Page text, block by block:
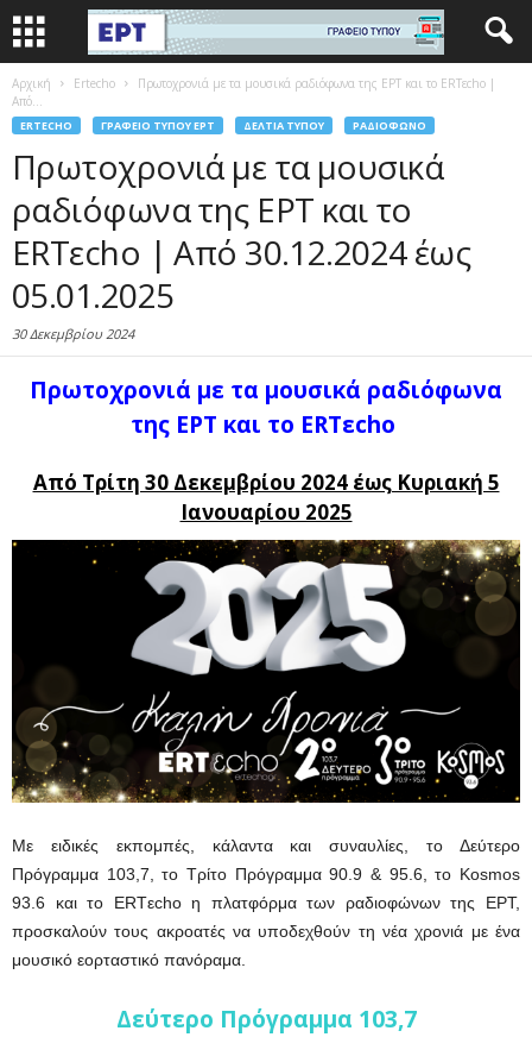
Αρχική Ertecho
Πρωτοχρονιά με τα μουσικά ραδιόφωνα της ΕΡΤ και το ERTεcho |
Από...
ERTECHO ΓΡΑΦΕΊΟ ΤΎΠΟΥ ΕΡΤ ΔΕΛΤΊΑ ΤΎΠΟΥ ΡΑΔΙΌΦΩΝΟ
Πρωτοχρονιά με τα μουσικά
ραδιόφωνα της ΕΡΤ και το
ERTεcho | Από 30.12.2024 έως
05.01.2025
30 Δεκεμβρίου 2024
Πρωτοχρονιά με τα μουσικά ραδιόφωνα
της ΕΡΤ και το ERTεcho
Από Τρίτη 30 Δεκεμβρίου 2024 έως Κυριακή 5
Ιανουαρίου 2025
Με ειδικές εκπομπές, κάλαντα και συναυλίες, το Δεύτερο
Πρόγραμμα 103,7, το Τρίτο Πρόγραμμα 90.9 & 95.6, το Kosmos
93.6 και το ERTεcho η πλατφόρμα των ραδιοφώνων της ΕΡΤ,
προσκαλούν τους ακροατές να υποδεχθούν τη νέα χρονιά με ένα
μουσικό εορταστικό πανόραμα.
Δεύτερο Πρόγραμμα 103,7